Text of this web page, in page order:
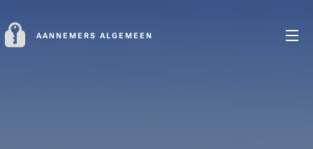
AANNEMERS ALGEMEEN